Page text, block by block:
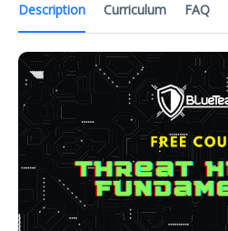
Description Curriculum FAQ